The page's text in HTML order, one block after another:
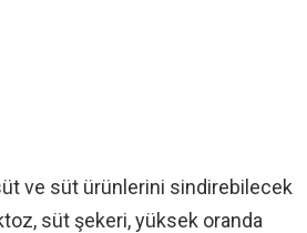
ve süt ürünlerini sindirebilecek
süt şekeri, yüksek oranda